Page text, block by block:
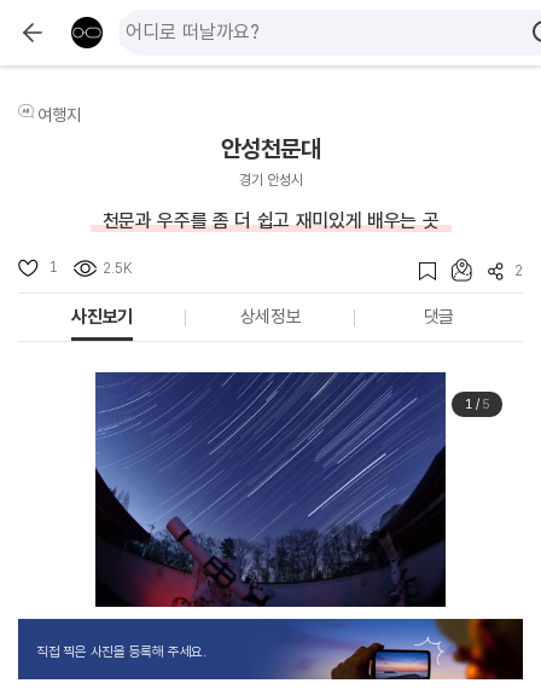
여행지
안성천문대
경기 안성시
천문과 우주를 좀 더 쉽고 재미있게 배우는 곳
1 2.5K 2
사진보기 상세정보 댓글
1/ 5
직접 찍은 사진을 등록해 주세요.